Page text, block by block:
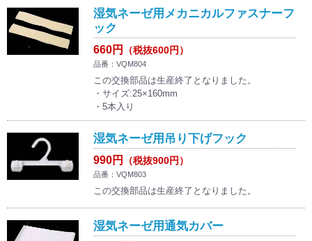
湿気ネーゼ用メカニカルファスナーフ
ック
660円 （税抜600円）
品番：VQM804
この交換部品は生産終了となりました。
・サイズ:25×160mm
・5本入り
湿気ネーゼ用吊り下げフック
990円 （税抜900円）
品番：VQM803
この交換部品は生産終了となりました。
湿気ネーゼ用通気カバー